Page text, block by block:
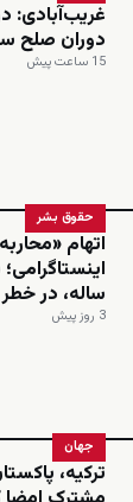
غریب‌آبادی:
دوران صلح
15 ساعت پیش
حقوق بشر
اتهام
ساله، در
3 روز پیش
جهان
ترکیه،